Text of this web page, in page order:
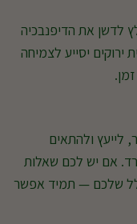
לדשן את הדיפנבכיה
יסייע לצמיחה
לייעץ ולהתאים
אם יש לכם שאלות
שלכם — תמיד אפשר